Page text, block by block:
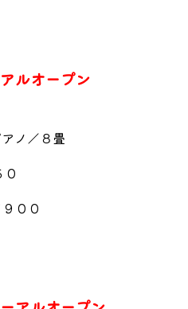
ルオープン
ノ／８畳
００